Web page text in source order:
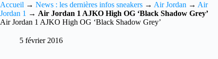
Accueil → News : les dernières infos sneakers → Air Jordan → Air
Jordan 1 → Air Jordan 1 AJKO High OG ‘Black Shadow Grey’
Air Jordan 1 AJKO High OG ‘Black Shadow Grey’
5 février 2016